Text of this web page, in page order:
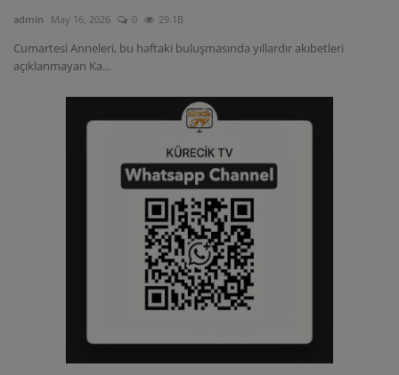
admin May 16, 2026 0 29.1B
Cumartesi Anneleri, bu haftaki buluşmasında yıllardır akıbetleri
açıklanmayan Ka...